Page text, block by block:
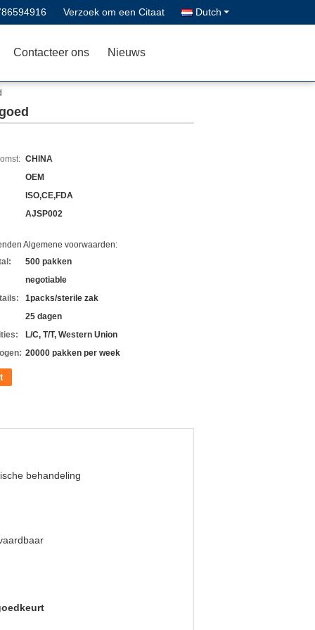
Verzoek om een Citaat Dutch
Contacteer ons Nieuws
CHINA
OEM
ISO,CE,FDA
AJSP002
Algemene voorwaarden:
500 pakken
negotiable
1packs/sterile zak
25 dagen
L/C, T/T, Western Union
20000 pakken per week
behandeling